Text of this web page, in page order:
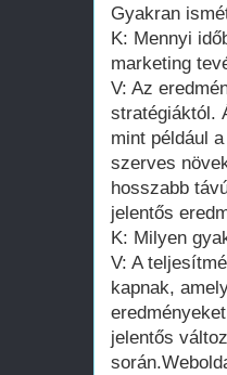
Gyakran
K: Mennyi
marketing
V: Az
stratégiáktól.
mint például
szerves
hosszabb
jelentős
K: Milyen
V: A
kapnak,
jelentős